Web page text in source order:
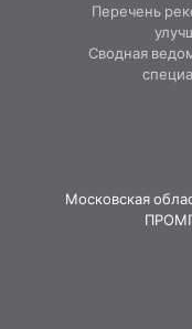
Перечень
Сводная
Московская